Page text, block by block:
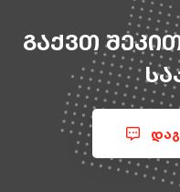
გაქვთ
0422 27 88 99
კომპანია
ჩვენ შესახებ
სიახლეები